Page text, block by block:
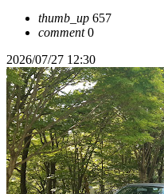
thumb_up 657
comment0
2026/07/27 12:30